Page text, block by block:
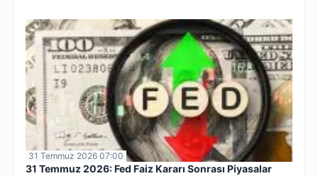
31 Temmuz 2026 07:00
31 Temmuz 2026: Fed Faiz Kararı Sonrası Piyasalar